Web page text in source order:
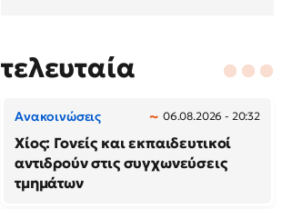
τελευταία
Ανακοινώσεις 06.08.2026 - 20:32
Χίος: Γονείς και εκπαιδευτικοί
αντιδρούν στις συγχωνεύσεις
τμημάτων